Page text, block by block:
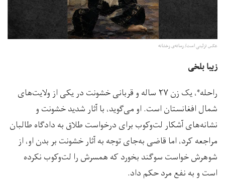
عکس تزئینی است/ رسانه‌ی رخشانه
زیبا بلخی
راحله*، یک زن ۲۷ ساله و قربانی خشونت در یکی از ولایت‌های
شمال افغانستان است. او می‌گوید، با آثار شدید خشونت و
نشانه‌های آشکار لت‌وکوب برای درخواست طلاق به دادگاه طالبان
مراجعه کرد، اما قاضی به‌جای توجه به آثار خشونت بر بدن او، از
شوهرش خواست سوگند بخورد که همسرش را لت‌وکوب نکرده
است و به نفع مرد حکم داد.